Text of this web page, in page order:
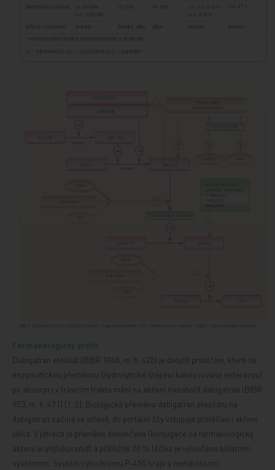
Farmakologický profil
Dabigatran etexilát (BIBR 1048, m. h. 628) je dvojité proléčivo, které se
enzymatickou přeměnou (hydrolytické štěpení katalyzované esterázou)
po absorpci v trávicím traktu mění na aktivní metabolit dabigatran (BIBR
953, m. h. 471) [1, 2]. Biologická přeměna dabigatran etexilátu na
dabigatran začíná ve střevě, do portální žíly vstupuje proléčivo i aktivní
látka. V játrech je přeměna dokončena (konjugace na farmakologicky
aktivní acylglukuronid) a přibližně 20 % léčiva je vyloučeno biliárním
systémem. Systém cytochromu P-450 hraje v metabolismu